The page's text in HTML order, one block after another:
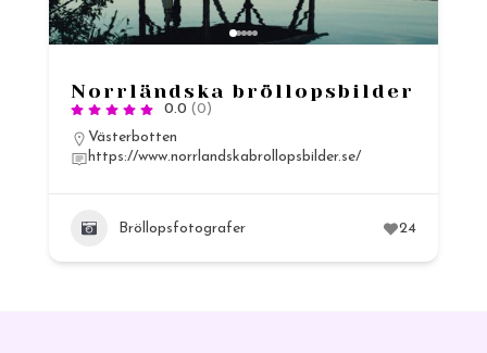
Norrländska bröllopsbilder
0.0 (0)
Västerbotten
https://www.norrlandskabrollopsbilder.se/
Bröllopsfotografer 24